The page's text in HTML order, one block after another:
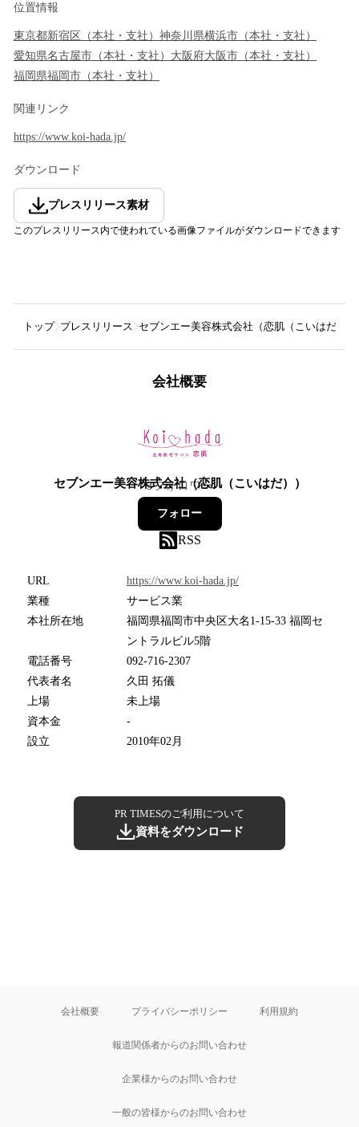
位置情報
東京都新宿区 （本社・支社 ） 神奈川県横浜市 （本社・支社 ）
愛知県名古屋市 （本社・支社 ） 大阪府大阪市 （本社・支社 ）
福岡県福岡市 （本社・支社 ）
関連リンク
https://www.koi-hada.jp/
ダウンロード
プレスリリース素材
このプレスリリース内で使われている画像ファイルがダウンロードできます
トップ プレスリリース セブンエー美容株式会社（恋肌（こいはだ））
会社概要
セブンエー美容株式会社（恋肌（こいはだ））
3フォロワー
フォロー
RSS
URL
https://www.koi-hada.jp/
業種
サービス業
本社所在地
福岡県福岡市中央区大名1-15-33 福岡セ
ントラルビル5階
電話番号
092-716-2307
代表者名
久田 拓儀
上場
未上場
資本金
-
設立
2010年02月
PR TIMESのご利用について
資料をダウンロード
会社概要 プライバシーポリシー 利用規約
報道関係者からのお問い合わせ
企業様からのお問い合わせ
一般の皆様からのお問い合わせ